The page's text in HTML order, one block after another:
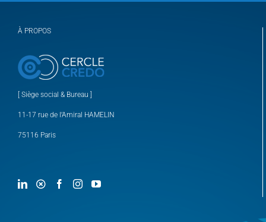
À PROPOS
[ Siège social & Bureau ]
11-17 rue de l’Amiral HAMELIN
75116 Paris